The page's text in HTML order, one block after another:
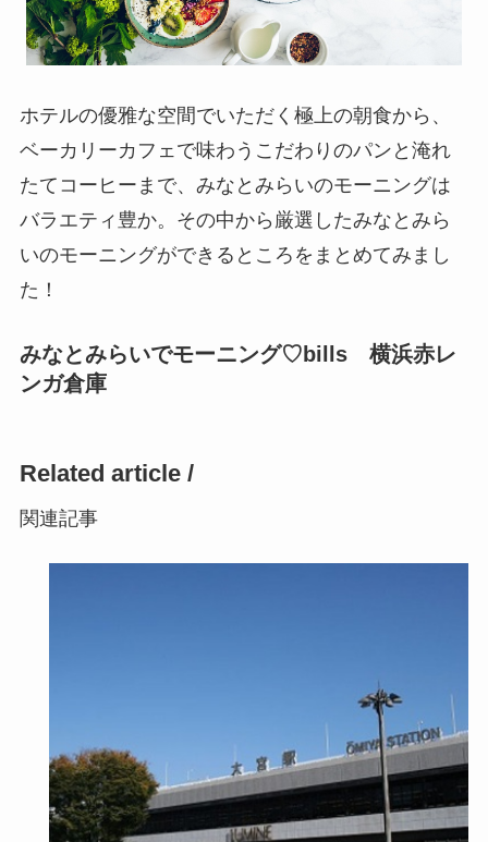
ホテルの優雅な空間でいただく極上の朝食から、
ベーカリーカフェで味わうこだわりのパンと淹れ
たてコーヒーまで、みなとみらいのモーニングは
バラエティ豊か。その中から厳選したみなとみら
いのモーニングができるところをまとめてみまし
た！
みなとみらいでモーニング♡bills 横浜赤レ
ンガ倉庫
Related article /
関連記事